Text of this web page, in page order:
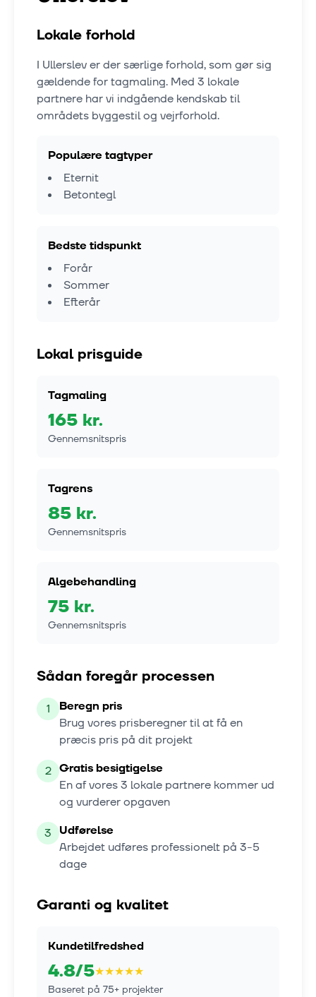
Lokale forhold
I Ullerslever der særlige forhold, som gør sig
gældende for tagmaling. Med 3 lokale
partnere har vi indgående kendskab til
områdets byggestil og vejrforhold.
Populære tagtyper
Eternit
Betontegl
Bedste tidspunkt
Forår
Sommer
Efterår
Lokal prisguide
Tagmaling
165 kr.
Gennemsnitspris
Tagrens
85 kr.
Gennemsnitspris
Algebehandling
75 kr.
Gennemsnitspris
Sådan foregår processen
1
Beregn pris
Brug vores prisberegner til at få en
præcis pris på dit projekt
2 Gratis besigtigelse
En af vores3 lokale partnere kommer ud
og vurderer opgaven
3 Udførelse
Arbejdet udføres professionelt på 3-5
dage
Garanti og kvalitet
Kundetilfredshed
4.8/5★★★★★
Baseret på 75+ projekter